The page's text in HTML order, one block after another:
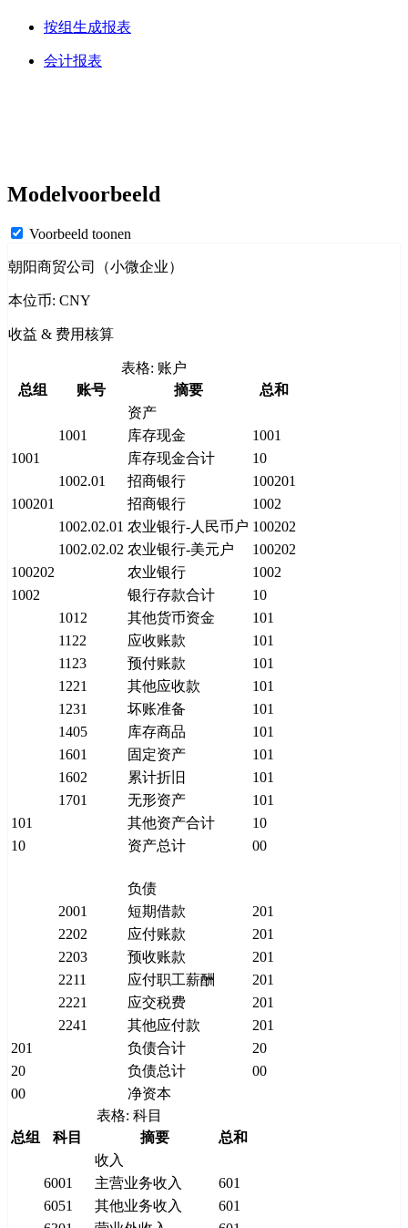
按组生成报表
会计报表
Modelvoorbeeld
Voorbeeld toonen
朝阳商贸公司（小微企业）
本位币: CNY
收益 & 费用核算
表格: 账户
总组
账号 摘要
总和
资产
1001
库存现金
1001
1001
库存现金合计
10
1002.01
招商银行
100201
100201
招商银行
1002
1002.02.01 农业银行-人民币户 100202
1002.02.02 农业银行-美元户
100202
100202
农业银行
1002
1002
银行存款合计
10
1012
其他货币资金
101
1122
应收账款
101
1123
预付账款
101
1221
其他应收款
101
1231
坏账准备
101
1405
库存商品
101
1601
固定资产
101
1602
累计折旧
101
1701
无形资产
101
101
其他资产合计
10
10
资产总计 00
负债
2001
短期借款
201
2202
应付账款
201
2203
预收账款
201
2211
应付职工薪酬
201
2221
应交税费
201
2241
其他应付款
201
201
负债合计
20
20
负债总计
00
00
净资本
表格: 科目
总组
科目 摘要
总和
收入
6001
主营业务收入
601
6051
其他业务收入
601